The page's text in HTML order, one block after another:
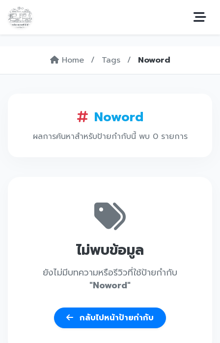
Home / Tags / Noword
Noword
ผลการค้นหาสำหรับป้ายกำกับนี้ พบ 0 รายการ
ไม่พบข้อมูล
ยังไม่มีบทความหรือรีวิวที่ใช้ป้ายกำกับ
"Noword"
กลับไปหน้าป้ายกำกับ